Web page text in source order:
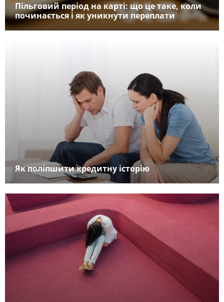
Пільговий період на карті: що це таке, коли
починається і як уникнути переплати
Як поліпшити кредитну історію